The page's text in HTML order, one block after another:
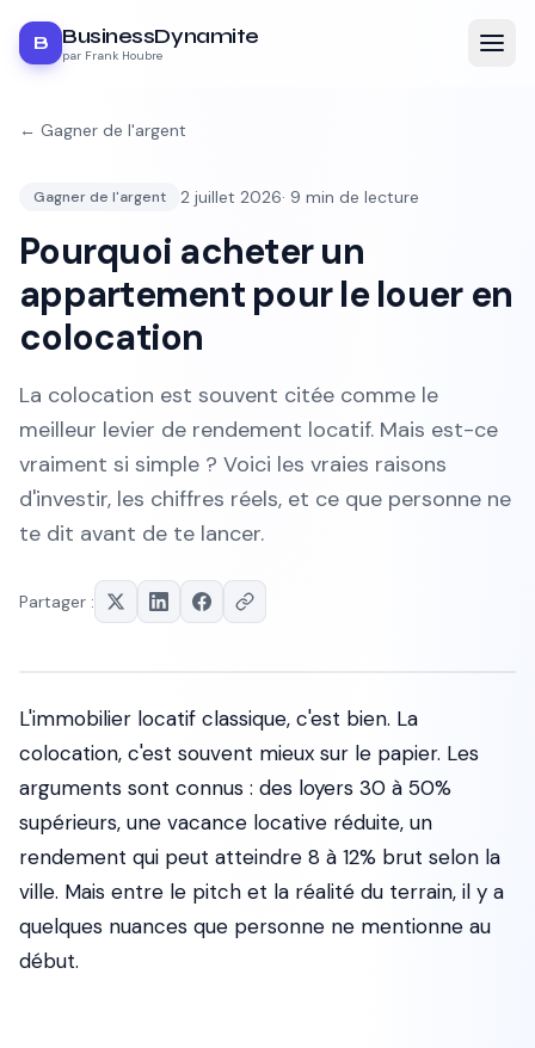
B BusinessDynamite
par Frank Houbre
← Gagner de l'argent
Gagner de l'argent 2 juillet 2026· 9 min de lecture
Pourquoi acheter un
appartement pour le louer en
colocation
La colocation est souvent citée comme le
meilleur levier de rendement locatif. Mais est-ce
vraiment si simple ? Voici les vraies raisons
d'investir, les chiffres réels, et ce que personne ne
te dit avant de te lancer.
Partager :
L'immobilier locatif classique, c'est bien. La
colocation, c'est souvent mieux sur le papier. Les
arguments sont connus : des loyers 30 à 50%
supérieurs, une vacance locative réduite, un
rendement qui peut atteindre 8 à 12% brut selon la
ville. Mais entre le pitch et la réalité du terrain, il y a
quelques nuances que personne ne mentionne au
début.